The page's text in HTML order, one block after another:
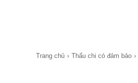
Trang chủ Thấu chi có đảm bảo